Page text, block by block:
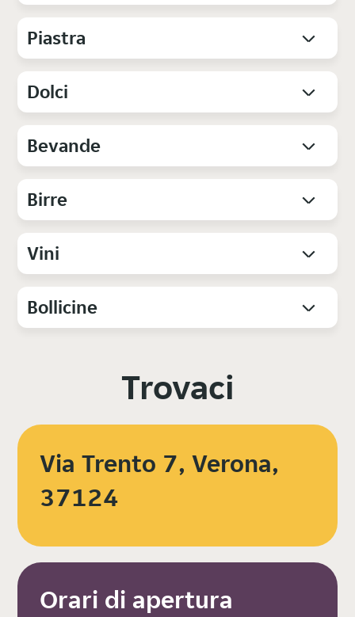
Piastra
Dolci
Bevande
Birre
Vini
Bollicine
Trovaci
Via Trento 7, Verona,
37124
Orari di apertura